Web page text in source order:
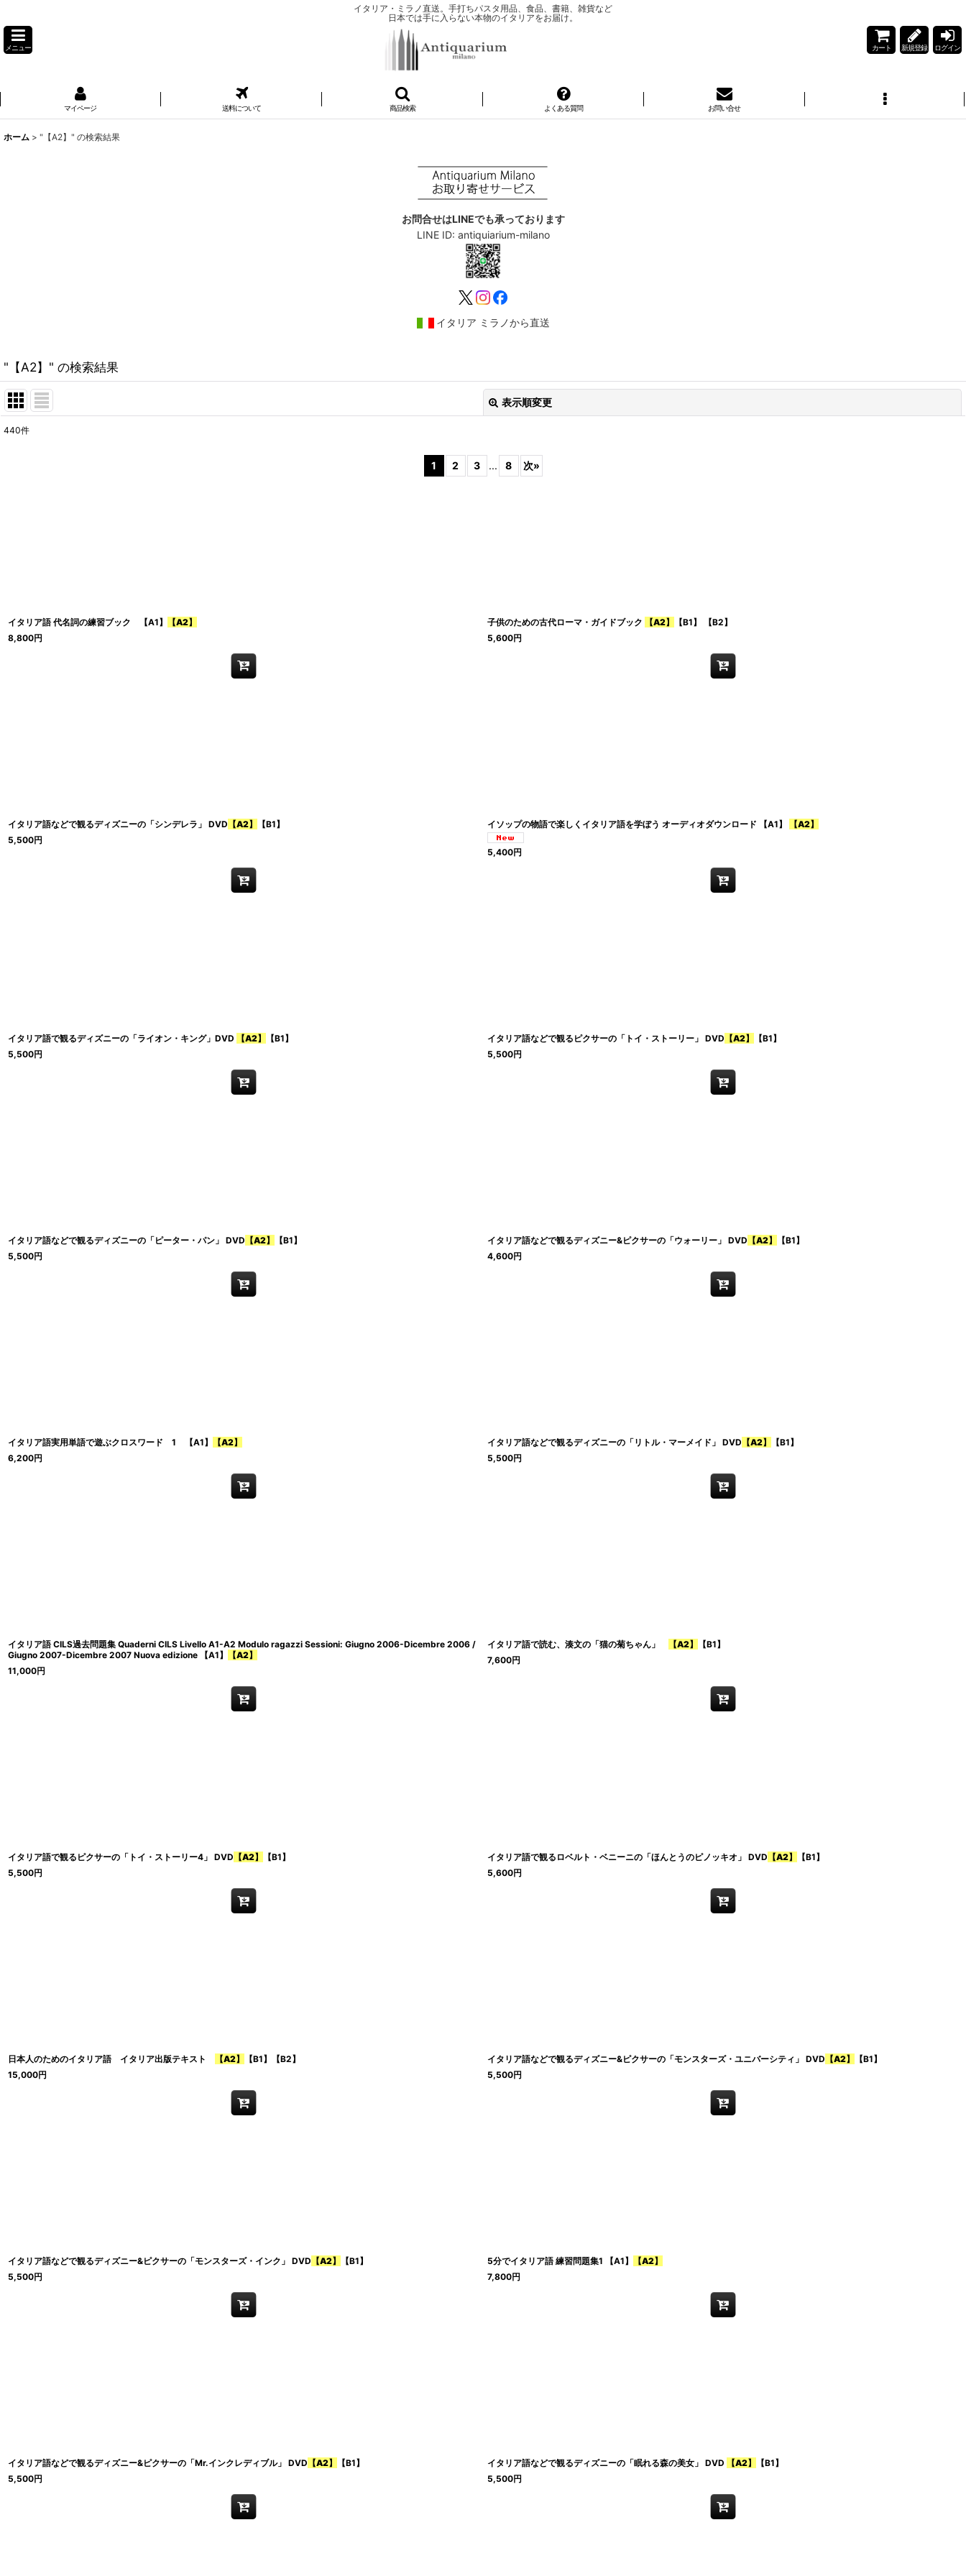
イタリア・ミラノ直送。手打ちパスタ用品、食品、書籍、雑貨など
日本では手に入らない本物のイタリアをお届け。
メニュー カート 新規登録 ログイン
マイページ 送料について 商品検索 よくある質問 お問い合せ
ホーム > "【A2】" の検索結果
お問合せはLINEでも承っております
LINE ID: antiquiarium-milano
イタリア ミラノから直送
"【A2】" の検索結果
表示順変更
グループ:
440件
1 2 3 ... 8 次»
イタリア語 代名詞の練習ブック 【A1】
【A2】
8,800円
子供のための古代ローマ・ガイドブック 【A2】
【B1】 【B2】
5,600円
イタリア語などで観るディズニーの「シンデレラ」 DVD 【A2】
【B1】
5,500円
イソップの物語で楽しくイタリア語を学ぼう オーディオダウンロード 【A1】 【A2】
5,400円
イタリア語で観るディズニーの「ライオン・キング」DVD 【A2】
【B1】
5,500円
イタリア語などで観るピクサーの「トイ・ストーリー」 DVD 【A2】
【B1】
5,500円
イタリア語などで観るディズニーの「ピーター・パン」 DVD 【A2】
【B1】
5,500円
イタリア語などで観るディズニー&ピクサーの「ウォーリー」 DVD 【A2】
【B1】
4,600円
イタリア語実用単語で遊ぶクロスワード 1 【A1】
【A2】
6,200円
イタリア語などで観るディズニーの「リトル・マーメイド」 DVD 【A2】
【B1】
5,500円
イタリア語 CILS過去問題集 Quaderni CILS Livello A1-A2 Modulo ragazzi Sessioni: Giugno 2006-Dicembre 2006 /
Giugno 2007-Dicembre 2007 Nuova edizione 【A1】
【A2】
11,000円
イタリア語で読む、湊文の「猫の菊ちゃん」 【A2】
【B1】
7,600円
イタリア語で観るピクサーの「トイ・ストーリー4」 DVD 【A2】
【B1】
5,500円
イタリア語で観るロベルト・ベニーニの「ほんとうのピノッキオ」 DVD 【A2】
【B1】
5,600円
日本人のためのイタリア語 イタリア出版テキスト 【A2】
【B1】【B2】
15,000円
イタリア語などで観るディズニー&ピクサーの「モンスターズ・ユニバーシティ」 DVD 【A2】
【B1】
5,500円
イタリア語などで観るディズニー&ピクサーの「モンスターズ・インク」 DVD 【A2】
【B1】
5,500円
5分でイタリア語 練習問題集1 【A1】
【A2】
7,800円
イタリア語などで観るディズニー&ピクサーの「Mr.インクレディブル」 DVD 【A2】
【B1】
5,500円
イタリア語などで観るディズニーの「眠れる森の美女」 DVD 【A2】
【B1】
5,500円